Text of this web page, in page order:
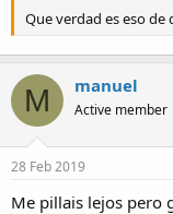
Que verdad es eso de
M manuel
Active member
28 Feb 2019
Me pillais lejos pero